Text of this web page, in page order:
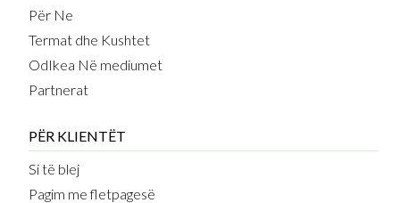
Për Ne
Termat dhe Kushtet
OdIkea Në mediumet
Partnerat
PËR KLIENTËT
Si të blej
Pagim me fletpagesë